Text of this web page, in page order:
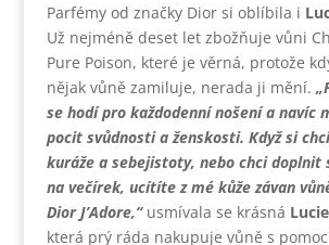
Parfémy od značky Dior si oblíbila i
Už nejméně deset let zbožňuje vůni
Pure Poison, které je věrná, protože
nějak vůně zamiluje, nerada ji mění.
se hodí pro každodenní nošení a navíc
pocit svůdnosti a ženskosti. Když si
kuráže a sebejistoty, nebo chci
na večírek, ucítíte z mé kůže závan
Dior J’Adore,“ usmívala se krásná
která prý ráda nakupuje vůně s